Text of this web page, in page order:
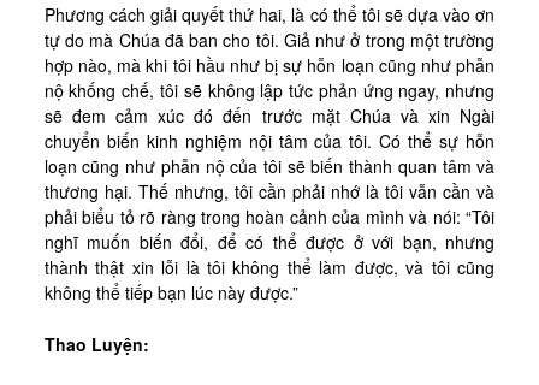
Phương cách giải quyết thứ hai, là có thể tôi sẽ dựa vào ơn
tự do mà Chúa đã ban cho tôi. Giả như ở trong một trường
hợp nào, mà khi tôi hầu như bị sự hỗn loạn cũng như phẫn
nộ khống chế, tôi sẽ không lập tức phản ứng ngay, nhưng
sẽ đem cảm xúc đó đến trước mặt Chúa và xin Ngài
chuyển biến kinh nghiệm nội tâm của tôi. Có thể sự hỗn
loạn cũng như phẫn nộ của tôi sẽ biến thành quan tâm và
thương hại. Thế nhưng, tôi cần phải nhớ là tôi vẫn cần và
phải biểu tỏ rõ ràng trong hoàn cảnh của mình và nói: “Tôi
nghĩ muốn biến đổi, để có thể được ở với bạn, nhưng
thành thật xin lỗi là tôi không thể làm được, và tôi cũng
không thể tiếp bạn lúc này được.”
Thao Luyện: